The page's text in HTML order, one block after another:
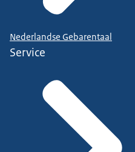
Nederlandse Gebarentaal
Service